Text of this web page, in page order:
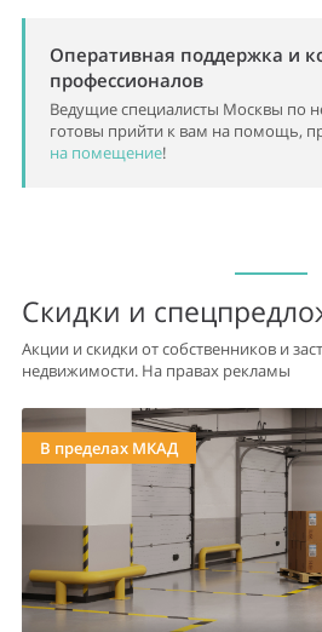
Оперативная поддержка и
профессионалов
Ведущие специалисты Москвы по
готовы прийти к вам на помощь,
на помещение!
Скидки и
Акции и скидки от собственников и
недвижимости. На правах рекламы
В пределах МКАД